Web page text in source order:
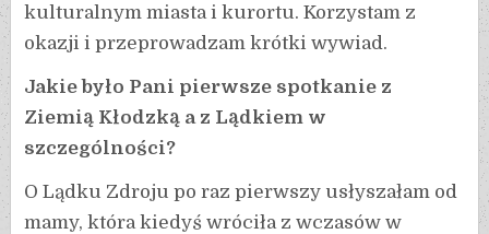
kulturalnym miasta i kurortu. Korzystam z
okazji i przeprowadzam krótki wywiad.
Jakie było Pani pierwsze spotkanie z
Ziemią Kłodzką a z Lądkiem w
szczególności?
O Lądku Zdroju po raz pierwszy usłyszałam od
mamy, która kiedyś wróciła z wczasów w